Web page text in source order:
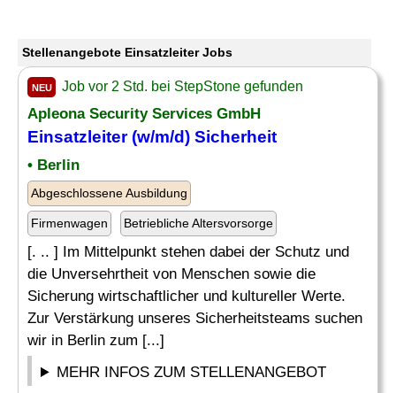
Stellenangebote Einsatzleiter Jobs
NEU Job vor 2 Std. bei StepStone gefunden
Apleona Security Services GmbH
Einsatzleiter(w/m/d) Sicherheit
• Berlin
Abgeschlossene Ausbildung
Firmenwagen Betriebliche Altersvorsorge
[. .. ] Im Mittelpunkt stehen dabei der Schutz und
die Unversehrtheit von Menschen sowie die
Sicherung wirtschaftlicher und kultureller Werte.
Zur Verstärkung unseres Sicherheitsteams suchen
wir in Berlin zum [...]
MEHR INFOS ZUM STELLENANGEBOT